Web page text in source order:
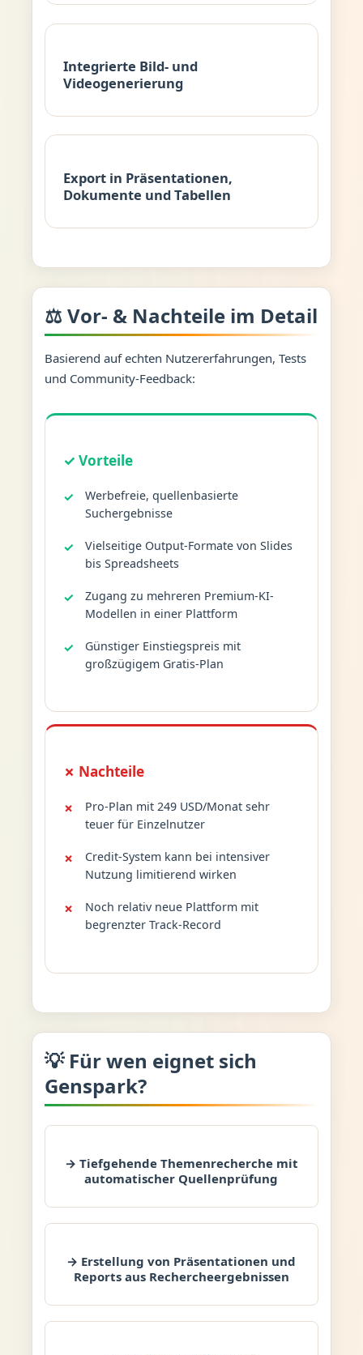
Integrierte Bild- und
Videogenerierung
Export in Präsentationen,
Dokumente und Tabellen
⚖️ Vor- & Nachteile im Detail
Basierend auf echten Nutzererfahrungen, Tests
und Community-Feedback:
✓ Vorteile
Werbefreie, quellenbasierte
Suchergebnisse
Vielseitige Output-Formate von Slides
bis Spreadsheets
Zugang zu mehreren Premium-KI-
Modellen in einer Plattform
Günstiger Einstiegspreis mit
großzügigem Gratis-Plan
✗ Nachteile
Pro-Plan mit 249 USD/Monat sehr
teuer für Einzelnutzer
Credit-System kann bei intensiver
Nutzung limitierend wirken
Noch relativ neue Plattform mit
begrenzter Track-Record
💡 Für wen eignet sich
Genspark?
→ Tiefgehende Themenrecherche mit
automatischer Quellenprüfung
→ Erstellung von Präsentationen und
Reports aus Rechercheergebnissen